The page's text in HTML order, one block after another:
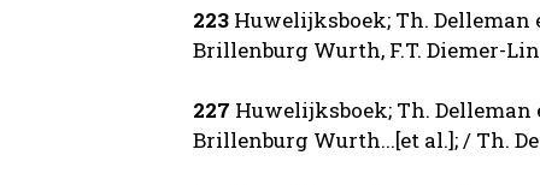
223 Huwelijksboek; Th. Delleman
Brillenburg Wurth, F.T. Diemer-
227 Huwelijksboek; Th. Delleman
Brillenburg Wurth...[et al.]; / Th.